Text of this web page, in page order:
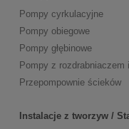
Pompy cyrkulacyjne
Pompy obiegowe
Pompy głębinowe
Pompy z rozdrabniaczem
Przepompownie ścieków
Instalacje z tworzyw /